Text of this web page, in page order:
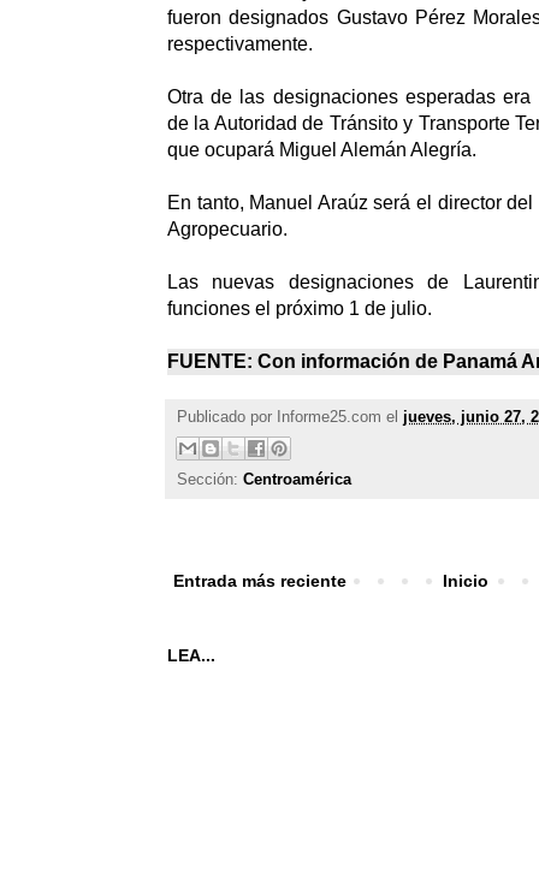
fueron designados Gustavo Pérez
respectivamente.
Otra de las designaciones esperadas
de la Autoridad de Tránsito y Transporte
que ocupará Miguel Alemán Alegría.
En tanto, Manuel Araúz será el director
Agropecuario.
Las nuevas designaciones de
funciones el próximo 1 de julio.
FUENTE: Con información de Panamá
Publicado por Informe25.com el jueves, junio 27,
Sección: Centroamérica
Entrada más reciente Inicio
LEA...